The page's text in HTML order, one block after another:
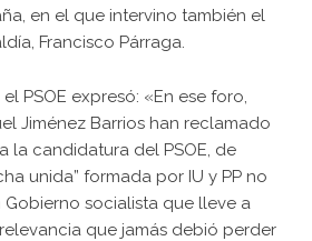
en el que intervino también el
Francisco Párraga.
PSOE expresó: «En ese foro,
Jiménez Barrios han reclamado
la candidatura del PSOE, de
unida” formada por IU y PP no
socialista que lleve a
que jamás debió perder